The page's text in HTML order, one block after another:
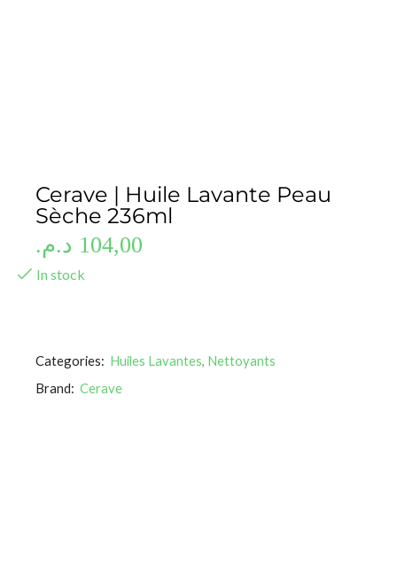
Cerave | Huile Lavante Peau
Sèche 236ml
104,00 د.م.
In stock
Categories: Huiles Lavantes, Nettoyants
Brand: Cerave